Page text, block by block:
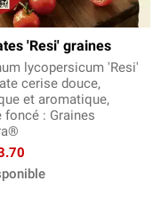
'Resi' graines
lycopersicum 'Resi'
cerise douce,
et aromatique,
foncé : Graines